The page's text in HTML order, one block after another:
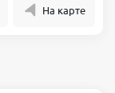
На карте